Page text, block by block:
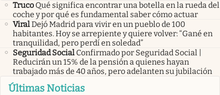
Truco Qué significa encontrar una botella en la rueda del
coche y por qué es fundamental saber cómo actuar
ViralDejó Madrid para vivir en un pueblo de 100
habitantes. Hoy se arrepiente y quiere volver: “Gané en
tranquilidad, pero perdí en soledad”
Seguridad Social Confirmado por Seguridad Social |
Reducirán un 15% de la pensión a quienes hayan
trabajado más de 40 años, pero adelanten su jubilación
Últimas Noticias